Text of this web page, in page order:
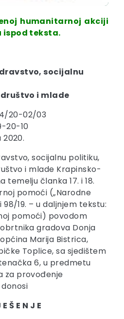
humanitarnoj akciji
ispod teksta.
socijalnu
društvo i mlade
20-02/03
20-10
socijalnu politiku,
i mlade Krapinsko-
temelju članka 17. i 18.
pomoći („Narodne
98/19. – u daljnjem tekstu:
pomoći) povodom
gradova Donja
Marija Bistrica,
Toplice, sa sjedištem
6, u predmetu
za provođenje
E Š E N J E